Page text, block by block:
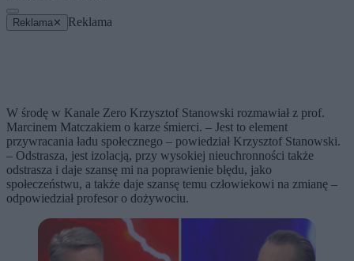
Reklama ✕ Reklama
W środę w Kanale Zero Krzysztof Stanowski rozmawiał z prof.
Marcinem Matczakiem o karze śmierci. – Jest to element
przywracania ładu społecznego – powiedział Krzysztof Stanowski.
– Odstrasza, jest izolacją, przy wysokiej nieuchronności także
odstrasza i daje szansę mi na poprawienie błędu, jako
społeczeństwu, a także daje szansę temu człowiekowi na zmianę –
odpowiedział profesor o dożywociu.